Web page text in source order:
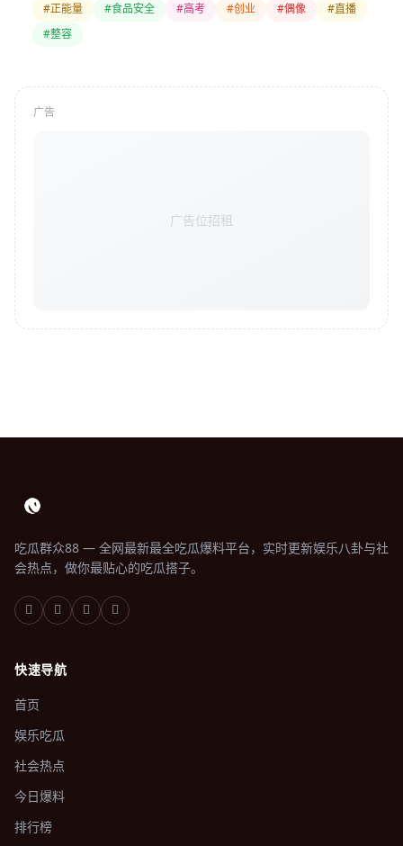
#正能量
#食品安全 #高考 #创业 #偶像
#直播
#整容
广告
广告位招租
吃瓜群众88 — 全网最新最全吃瓜爆料平台，实时更新娱乐八卦与社
会热点，做你最贴心的吃瓜搭子。
快速导航
首页
娱乐吃瓜
社会热点
今日爆料
排行榜